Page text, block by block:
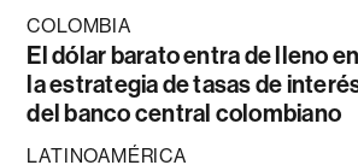
COLOMBIA
El dólar barato entra de lleno en
la estrategia de tasas de
del banco central colombiano
LATINOAMÉRICA